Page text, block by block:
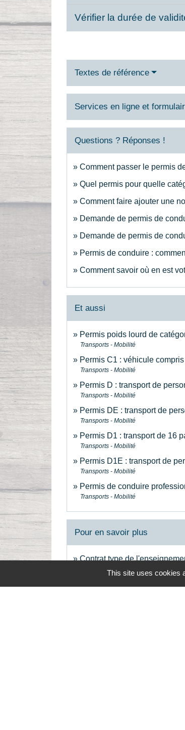
Vérifier la durée de
Textes de référence
Services en ligne et
Questions ? Réponses !
Comment passer le permis
Quel permis pour quelle
Comment faire ajouter une
Demande de permis de
Demande de permis de
Permis de conduire :
Comment savoir où en est
Et aussi
Permis poids lourd de
Transports - Mobilité
Permis C1 : véhicule
Transports - Mobilité
Permis D : transport de
Transports - Mobilité
Permis DE : transport de
Transports - Mobilité
Permis D1 : transport de 16
Transports - Mobilité
Permis D1E : transport de
Transports - Mobilité
Permis de conduire
Transports - Mobilité
Pour en savoir plus
Contrat type de
LegifranceThis site uses cookies